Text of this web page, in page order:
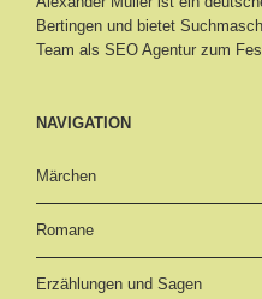
Bertingen und bietet
Team als SEO Agentur zum
NAVIGATION
Märchen
Romane
Erzählungen und Sagen